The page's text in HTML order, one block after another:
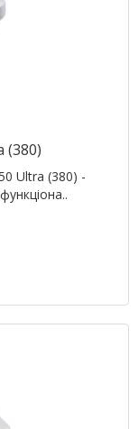
(380)
Ultra (380) -